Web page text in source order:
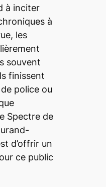
à inciter
à
les
souvent
finissent
police ou
Spectre de
d’offrir un
ce public